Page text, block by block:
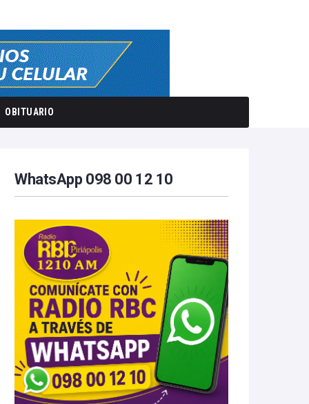
OBITUARIO
WhatsApp 098 00 12 10